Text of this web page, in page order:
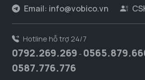
Email: info@vobico.vn
Hotline hỗ trợ 24/7
0792.269.269 -
0587.776.776